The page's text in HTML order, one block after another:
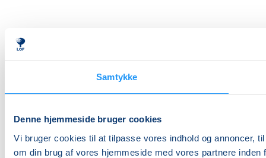
Samtykke
Denne hjemmeside bruger cookies
Vi bruger cookies til at tilpasse vores indhold og annoncer,
om din brug af vores hjemmeside med vores partnere